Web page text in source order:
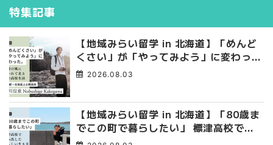
特集記事
【地域みらい留学 in 北海道】「めんど
くさい」が「やってみよう」に変わっ
た。 十勝の風に吹かれて走る、僕の泥
2026.08.03
【地域みらい留学 in 北海道】「80歳ま
でこの町で暮らしたい」 標津高校で踏
み出した、私らしい生き方